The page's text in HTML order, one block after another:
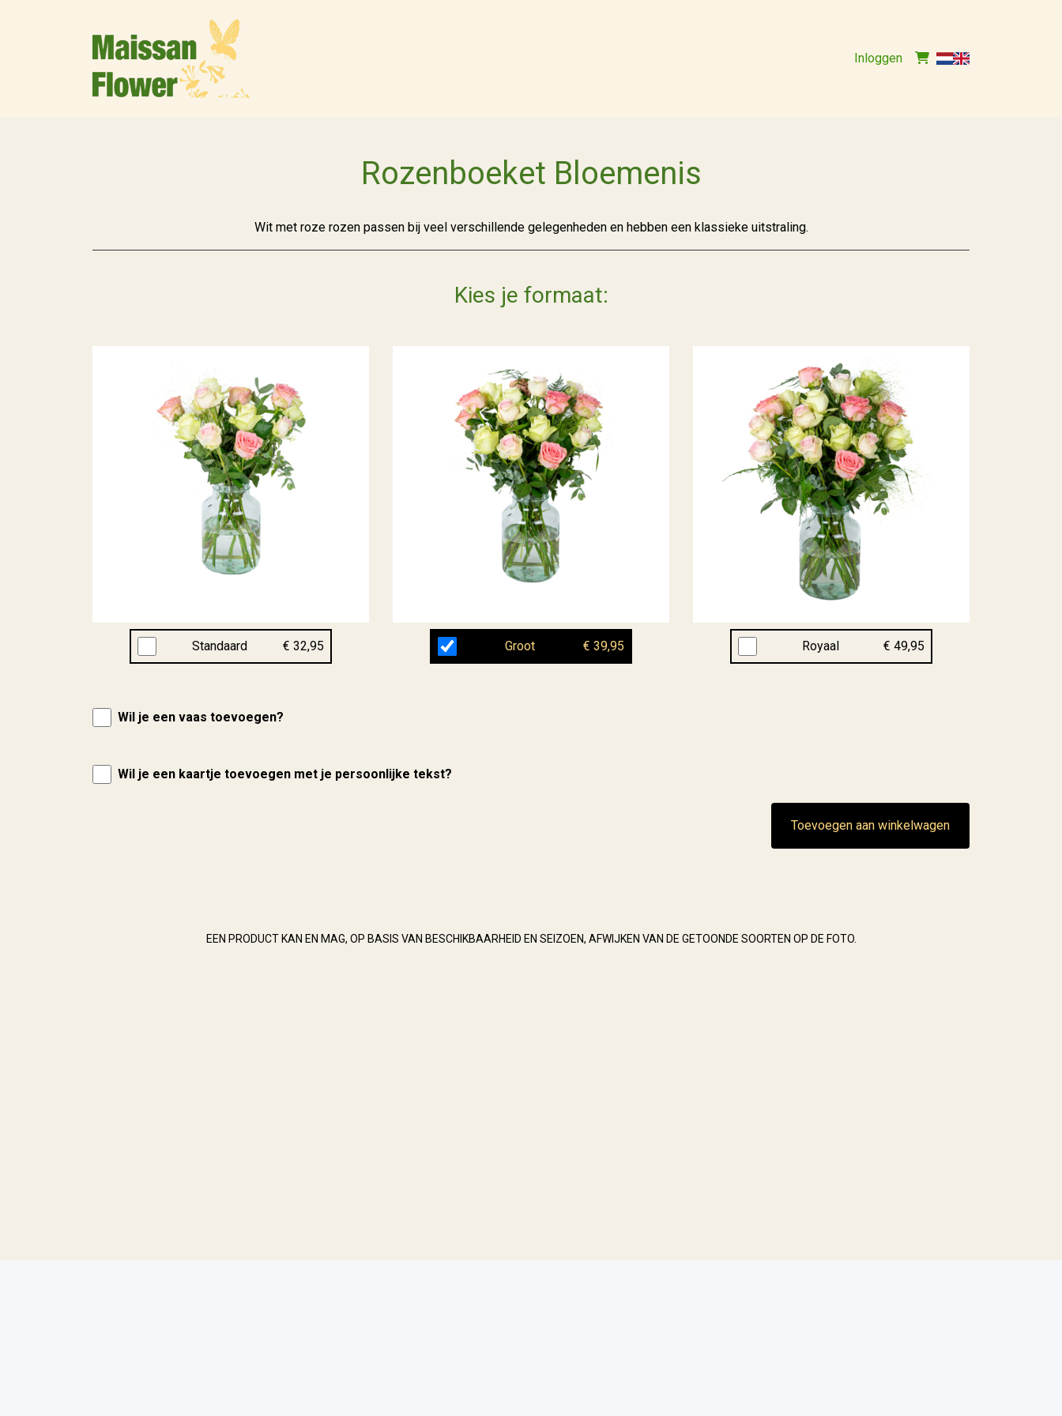
Inloggen
Rozenboeket Bloemenis
Wit met roze rozen passen bij veel verschillende gelegenheden en hebben een klassieke uitstraling.
Kies je formaat:
Standaard € 32,95 Groot € 39,95 Royaal € 49,95
Wil je een vaas toevoegen?
Wil je een kaartje toevoegen met je persoonlijke tekst?
Toevoegen aan winkelwagen
EEN PRODUCT KAN EN MAG, OP BASIS VAN BESCHIKBAARHEID EN SEIZOEN, AFWIJKEN VAN DE GETOONDE SOORTEN OP DE FOTO.